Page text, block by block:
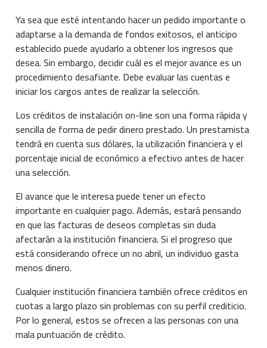
Ya sea que esté intentando hacer un pedido importante o
adaptarse a la demanda de fondos exitosos, el anticipo
establecido puede ayudarlo a obtener los ingresos que
desea. Sin embargo, decidir cuál es el mejor avance es un
procedimiento desafiante. Debe evaluar las cuentas e
iniciar los cargos antes de realizar la selección.
Los créditos de instalación on-line son una forma rápida y
sencilla de forma de pedir dinero prestado. Un prestamista
tendrá en cuenta sus dólares, la utilización financiera y el
porcentaje inicial de económico a efectivo antes de hacer
una selección.
El avance que le interesa puede tener un efecto
importante en cualquier pago. Además, estará pensando
en que las facturas de deseos completas sin duda
afectarán a la institución financiera. Si el progreso que
está considerando ofrece un no abril, un individuo gasta
menos dinero.
Cualquier institución financiera también ofrece créditos en
cuotas a largo plazo sin problemas con su perfil crediticio.
Por lo general, estos se ofrecen a las personas con una
mala puntuación de crédito.